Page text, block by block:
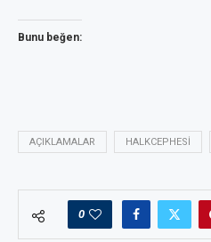
Bunu beğen:
AÇIKLAMALAR HALKCEPHESI
0